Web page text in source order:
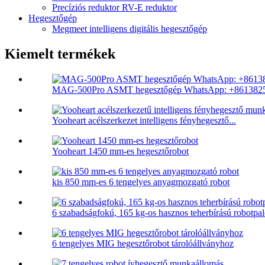
Precíziós reduktor RV-E reduktor
Hegesztőgép
Megmeet intelligens digitális hegesztőgép
Kiemelt termékek
MAG-500Pro ASMT hegesztőgép WhatsApp:
Yooheart acélszerkezet intelligens fényhegesztő...
Yooheart 1450 mm-es hegesztőrobot
kis 850 mm-es 6 tengelyes anyagmozgató robot
6 szabadságfokú, 165 kg-os hasznos teherbírású
6 tengelyes MIG hegesztőrobot tárolóállványhoz